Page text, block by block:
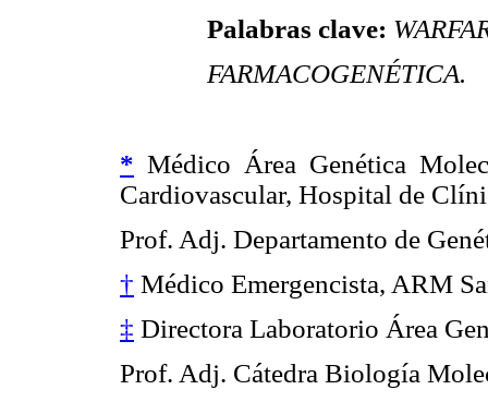
Palabras clave:
FARMACOGENÉTICA.
* Médico Área Genética
Cardiovascular, Hospital de
Prof. Adj. Departamento de
† Médico Emergencista, ARM
‡ Directora Laboratorio Área
Prof. Adj. Cátedra Biología